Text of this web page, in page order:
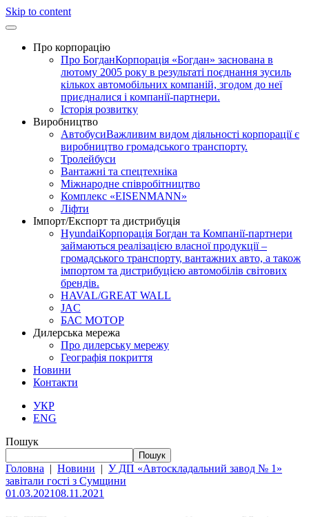
Skip to content
Про корпорацію
Про БогданКорпорація «Богдан» заснована в
лютому 2005 року в результаті поєднання зусиль
кількох автомобільних компаній, згодом до неї
приєдналися і компанії-партнери.
Історія розвитку
Виробництво
АвтобусиВажливим видом діяльності корпорації є
виробництво громадського транспорту.
Тролейбуси
Вантажні та спецтехніка
Міжнародне співробітництво
Комплекс «EISENMANN»
Ліфти
Імпорт/Експорт та дистрибуція
HyundaiКорпорація Богдан та Компанії-партнери
займаються реалізацією власної продукції –
громадського транспорту, вантажних авто, а також
імпортом та дистрибуцією автомобілів світових
брендів.
HAVAL/GREAT WALL
JAC
БАС МОТОР
Дилерська мережа
Про дилерську мережу
Географія покриття
Новини
Контакти
УКР
ENG
Пошук
Пошук
Головна | Новини | У ДП «Автоскладальний завод № 1»
завітали гості з Сумщини
01.03.202108.11.2021